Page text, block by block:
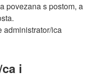
povezana s postom, a
administrator/ica
i